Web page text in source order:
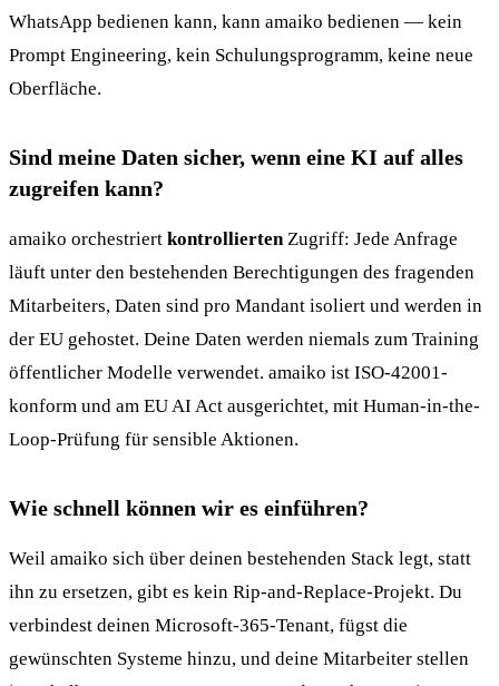
WhatsApp bedienen kann, kann amaiko bedienen — kein
Prompt Engineering, kein Schulungsprogramm, keine neue
Oberfläche.
Sind meine Daten sicher, wenn eine KI auf alles
zugreifen kann?
amaiko orchestriert kontrolliertenZugriff: Jede Anfrage
läuft unter den bestehenden Berechtigungen des fragenden
Mitarbeiters, Daten sind pro Mandant isoliert und werden in
der EU gehostet. Deine Daten werden niemals zum Training
öffentlicher Modelle verwendet. amaiko ist ISO-42001-
konform und am EU AI Act ausgerichtet, mit Human-in-the-
Loop-Prüfung für sensible Aktionen.
Wie schnell können wir es einführen?
Weil amaiko sich über deinen bestehenden Stack legt, statt
ihn zu ersetzen, gibt es kein Rip-and-Replace-Projekt. Du
verbindest deinen Microsoft-365-Tenant, fügst die
gewünschten Systeme hinzu, und deine Mitarbeiter stellen